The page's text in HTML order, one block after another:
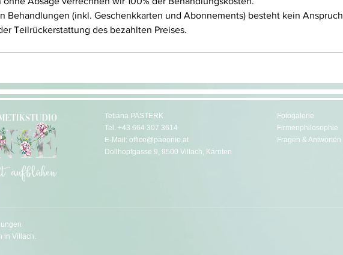
Behandlungen (inkl. Geschenkkarten und Abonnements) besteht kein Anspruch
Teilrückerstattung des bezahlten Preises.
Tetiana PASTERK
Tel. +43 664 307 3614
E-Mail: office@paeonie.at
Dollhopfgasse 9, 9500 Villach, Kärnten
Fotogalerie
Firmenphilosophie
Fragen & Antworten
in Villach.